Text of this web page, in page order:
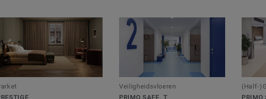
Veiligheidsvloeren
PRIMO SAFE. T
(Half-
PRIMO